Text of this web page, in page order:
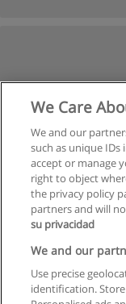
We Care
We and our
such as unique IDs
accept or manage
right to object
the privacy policy
partners and will
su privacidad
We and our
Use precise
identification.